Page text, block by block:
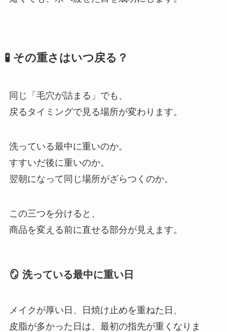
🧪 その重さはいつ戻る？
同じ「毛穴が詰まる」でも、
戻るタイミングで見る場所が変わります。
洗っている最中に重いのか。
すすいだ後に重いのか。
翌朝になって同じ場所がざらつくのか。
この三つを分けると、
商品を変える前に直せる部分が見えます。
🪞 洗っている最中に重い日
メイクが厚い日、日焼け止めを重ねた日、
皮脂が多かった日は、最初の指先が重くなりま